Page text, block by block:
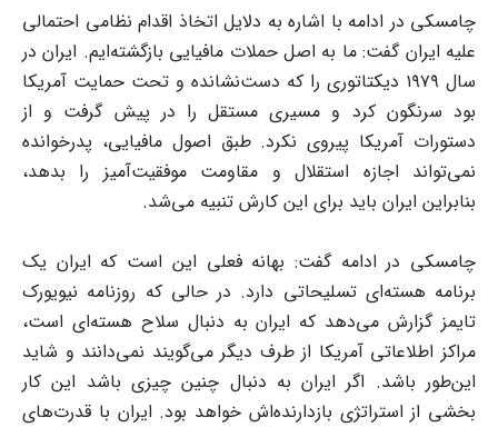
چامسکی در ادامه با اشاره به دلایل اتخاذ اقدام نظامی احتمالی
علیه ایران گفت: ما به اصل حملات مافیایی بازگشته‌ایم. ایران در
سال ۱۹۷۹ دیکتاتوری را که دست‌نشانده و تحت حمایت آمریکا
بود سرنگون کرد و مسیری مستقل را در پیش گرفت و از
دستورات آمریکا پیروی نکرد. طبق اصول مافیایی، پدرخوانده
نمی‌تواند اجازه استقلال و مقاومت موفقیت‌آمیز را بدهد،
بنابراین ایران باید برای این کارش تنبیه می‌شد.
چامسکی در ادامه گفت: بهانه فعلی این است که ایران یک
برنامه هسته‌ای تسلیحاتی دارد. در حالی که روزنامه نیویورک
تایمز گزارش می‌دهد که ایران به دنبال سلاح هسته‌ای است،
مراکز اطلاعاتی آمریکا از طرف دیگر می‌گویند نمی‌دانند و شاید
این‌طور باشد. اگر ایران به دنبال چنین چیزی باشد این کار
بخشی از استراتژی بازدارنده‌اش خواهد بود. ایران با قدرت‌های